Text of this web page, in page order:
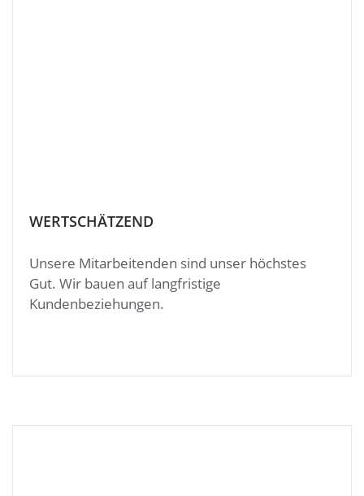
WERTSCHÄTZEND
Unsere Mitarbeitenden sind unser höchstes
Gut. Wir bauen auf langfristige
Kundenbeziehungen.